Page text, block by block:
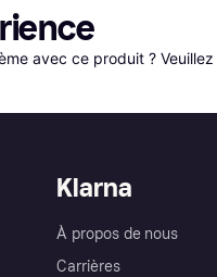
avec ce produit ? Veuillez
Klarna
À propos de nous
Carrières